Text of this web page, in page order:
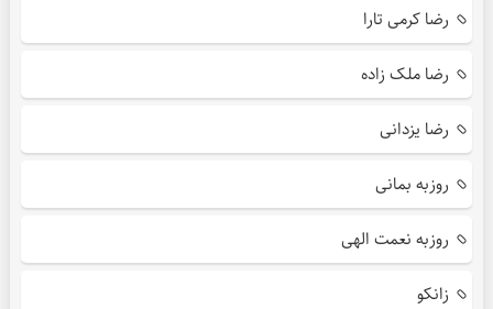
رضا کرمی تارا
رضا ملک زاده
رضا یزدانی
روزبه بمانی
روزبه نعمت الهی
زانکو